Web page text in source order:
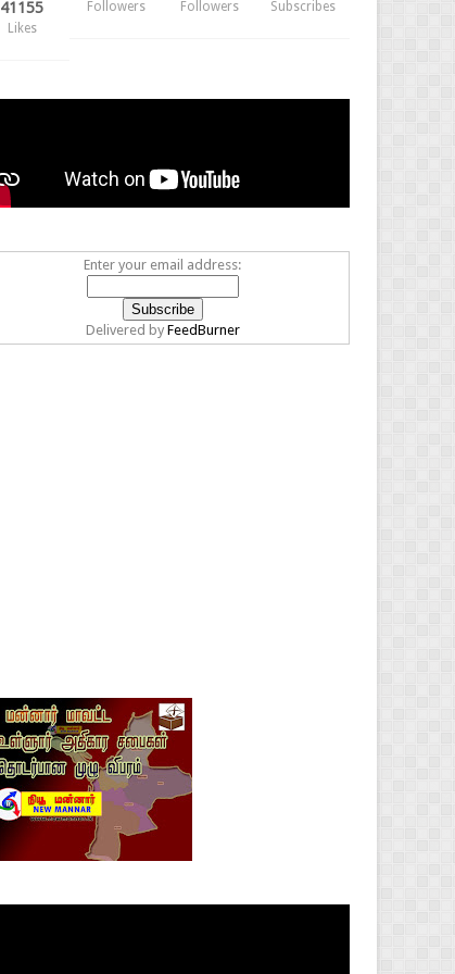
41155
Likes
Followers Followers Subscribes
Enter your email address:
Delivered by FeedBurner